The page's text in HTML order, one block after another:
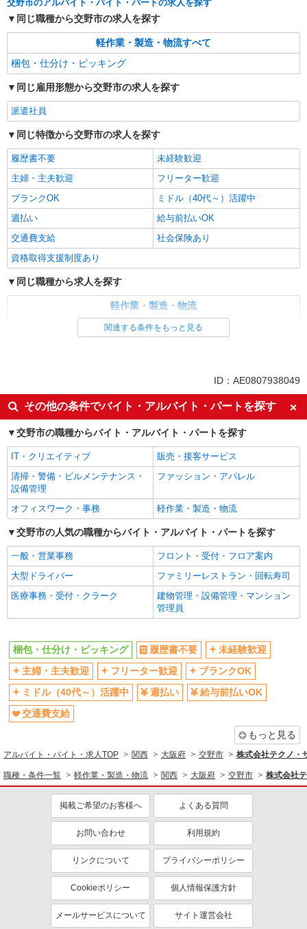
交野市のアルバイト・バイト・パートの求人を探す
同じ職種から交野市の求人を探す
軽作業・製造・物流すべて
梱包・仕分け・ピッキング
同じ雇用形態から交野市の求人を探す
派遣社員
同じ特徴から交野市の求人を探す
履歴書不要
未経験歓迎
主婦・主夫歓迎
フリーター歓迎
ブランクOK
ミドル（40代～）活躍中
週払い
給与前払いOK
交通費支給
社会保険あり
資格取得支援制度あり
同じ職種から求人を探す
軽作業・製造・物流
梱包・仕分け・ピッキング
交通費支給
社会保険あり
関連する条件をもっと見る
ID：AE0807938049
その他の条件でバイト・アルバイト・パートを探す
交野市の職種からバイト・アルバイト・パートを探す
IT・クリエイティブ
販売・接客サービス
清掃・警備・ビルメンテナンス・
設備管理
ファッション・アパレル
オフィスワーク・事務 軽作業・製造・物流
交野市の人気の職種からバイト・アルバイト・パートを探す
一般・営業事務
フロント・受付・フロア案内
大型ドライバー
ファミリーレストラン・回転寿司
医療事務・受付・クラーク
建物管理・設備管理・マンション
管理員
梱包・仕分け・ピッキング 履歴書不要
未経験歓迎
主婦・主夫歓迎
フリーター歓迎
ブランクOK
ミドル（40代～）活躍中
週払い
給与前払いOK
交通費支給
もっと見る
アルバイト・バイト・求人TOP 関西 大阪府 交野市 株式会社テクノ・
職種・条件一覧 軽作業・製造・物流 関西 大阪府 交野市 株式会社
掲載ご希望のお客様へ よくある質問
お問い合わせ 利用規約
リンクについて プライバシーポリシー
Cookieポリシー 個人情報保護方針
メールサービスについて サイト運営会社